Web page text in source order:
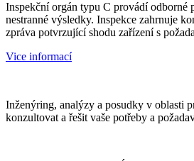
Inspekční orgán typu C provádí odborné
nestranné výsledky. Inspekce zahrnuje
zpráva potvrzující shodu zařízení s
Vice informací
Inženýring, analýzy a posudky v oblasti
konzultovat a řešit vaše potřeby a